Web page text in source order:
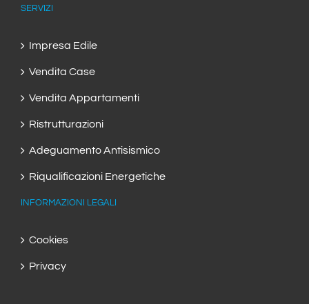
SERVIZI
Impresa Edile
Vendita Case
Vendita Appartamenti
Ristrutturazioni
Adeguamento Antisismico
Riqualificazioni Energetiche
INFORMAZIONI LEGALI
Cookies
Privacy